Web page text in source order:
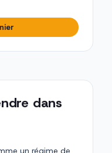
dans
un régime de